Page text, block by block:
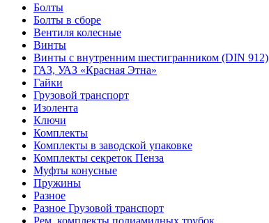
Болты
Болты в сборе
Вентиля колесные
Винты
Винты с внутренним шестигранником (DIN 912)
ГАЗ, УАЗ «Красная Этна»
Гайки
Грузовой транспорт
Изолента
Ключи
Комплекты
Комплекты в заводской упаковке
Комплекты секреток Пенза
Муфты конусные
Пружины
Разное
Разное Грузовой транспорт
Рем. комплекты полиамидных трубок